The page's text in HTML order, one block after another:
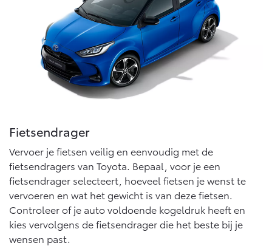
Vanaf € 39.995,- Vanaf € 48.995,-
Mirai
WATERSTOF-ELEKTRISCH
Vanaf € 76.695,-
ELEKTRISCH
Vanaf € 27.945,-
Navigatie updates
Fietsendrager
Vervoer je fietsen veilig en eenvoudig met de
fietsendragers van Toyota. Bepaal, voor je een
fietsendrager selecteert, hoeveel fietsen je wenst te
vervoeren en wat het gewicht is van deze fietsen.
Controleer of je auto voldoende kogeldruk heeft en
kies vervolgens de fietsendrager die het beste bij je
wensen past.